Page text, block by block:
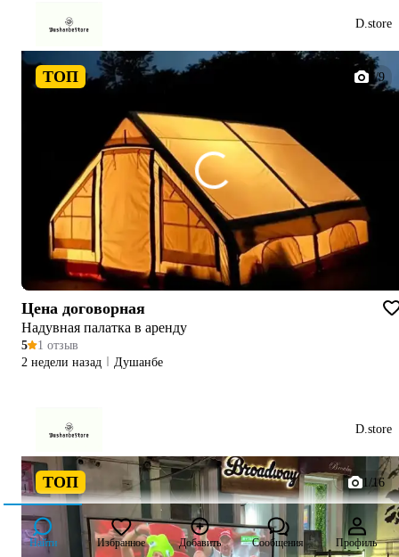
D.store
ТОП 1/9
Цена договорная
Надувная палатка в аренду
5
1 отзыв
2 недели назад
Душанбе
D.store
ТОП 1/16
Найти Избранное Добавить Сообщения Профиль